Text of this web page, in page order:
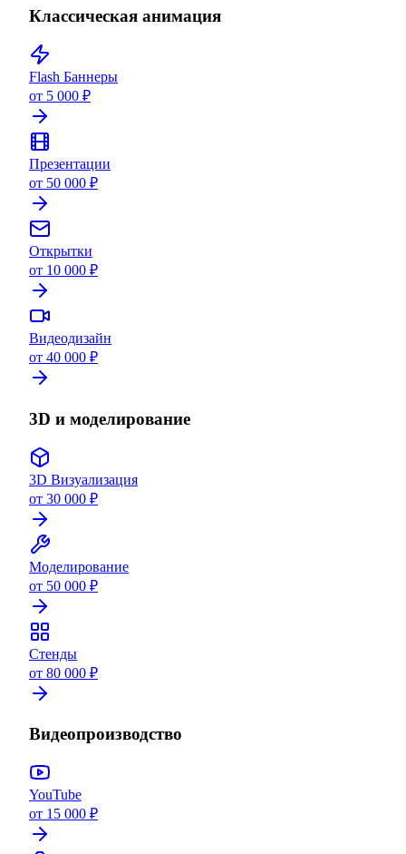
Классическая анимация
Flash Баннеры
от 5 000 ₽
Презентации
от 50 000 ₽
Открытки
от 10 000 ₽
Видеодизайн
от 40 000 ₽
3D и моделирование
3D Визуализация
от 30 000 ₽
Моделирование
от 50 000 ₽
Стенды
от 80 000 ₽
Видеопроизводство
YouTube
от 15 000 ₽